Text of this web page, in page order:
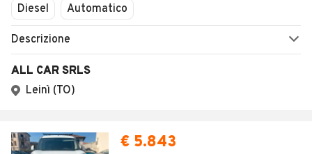
Diesel
Automatico
Descrizione
ALL CAR SRLS
Leinì (TO)
€ 5.843